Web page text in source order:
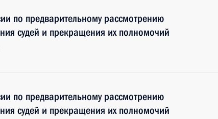
по предварительному рассмотрению
судей и прекращения их полномочий
по предварительному рассмотрению
судей и прекращения их полномочий